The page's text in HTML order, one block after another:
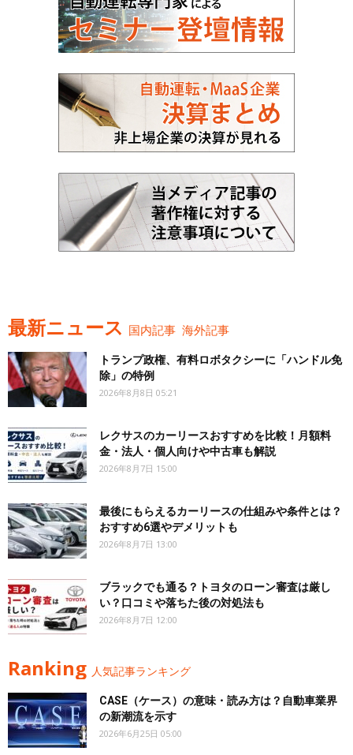
最新ニュース 国内記事 海外記事
トランプ政権、有料ロボタクシーに「ハンドル免
除」の特例
2026年8月8日 05:21
レクサスのカーリースおすすめを比較！月額料
金・法人・個人向けや中古車も解説
2026年8月7日 15:00
最後にもらえるカーリースの仕組みや条件とは？
おすすめ6選やデメリットも
2026年8月7日 13:00
ブラックでも通る？トヨタのローン審査は厳し
い？口コミや落ちた後の対処法も
2026年8月7日 12:00
Ranking 人気記事ランキング
CASE（ケース）の意味・読み方は？自動車業界
の新潮流を示す
2026年6月25日 05:00